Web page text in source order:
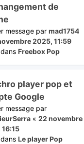
de
message par mad1754
2025, 11:59
Freebox Pop
player pop et
Google
message par
« 22 novembre
Le player Pop